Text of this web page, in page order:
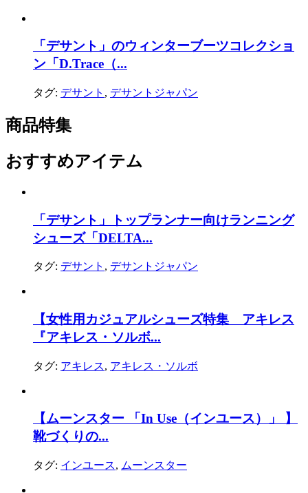
「デサント」のウィンターブーツコレクショ
ン「D.Trace（...
タグ: デサント , デサントジャパン
商品特集
おすすめアイテム
「デサント」トップランナー向けランニング
シューズ「DELTA...
タグ: デサント , デサントジャパン
【女性用カジュアルシューズ特集 アキレス
『アキレス・ソルボ...
タグ: アキレス, アキレス・ソルボ
【ムーンスター 「In Use（インユース）」 】
靴づくりの...
タグ: インユース, ムーンスター